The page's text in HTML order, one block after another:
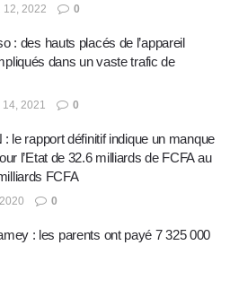
12, 2022 0
: des hauts placés de l’appareil
dans un vaste trafic de
14, 2021 0
le rapport définitif indique un manque
l’Etat de 32.6 milliards de FCFA au
FCFA
0
: les parents ont payé 7 325 000